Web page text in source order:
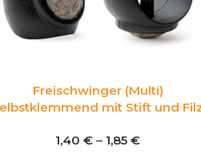
Freischwinger (Multi)
mit Stift und
1,40€ – 1,85€